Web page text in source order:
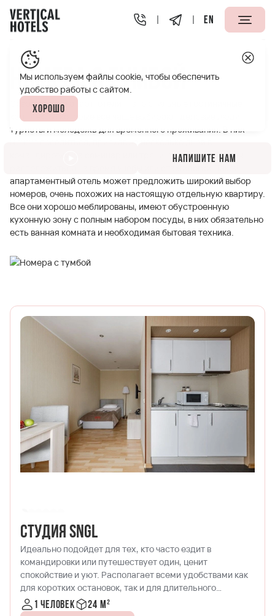
EN
Апарт-отели Vertical
Номера с тумбой
Современные апарт-отели — это стильные гостиничные
комплексы, которые все чаще выбирают деловые люди,
туристы и молодежь для временного проживания. В них
командировку, на семинар или тренинг, или с удобством
апартаментный отель может предложить широкий выбор
номеров, очень похожих на настоящую отдельную квартиру.
Все они хорошо меблированы, имеют обустроенную
кухонную зону с полным набором посуды, в них обязательно
есть ванная комната и необходимая бытовая техника.
Студия DBL
Двухместный номер, в котором детально продумано
всё для удобства современных путешественников.
Формат, успешно сочетающий в себе спальню и
кухонную зону. Идеально подходит для размещения
одного-двух гостей.
1-2 человека
20-25 м²
Мы используем файлы cookie, чтобы обеспечить
удобство работы с сайтом.
Хорошо
Напишите нам